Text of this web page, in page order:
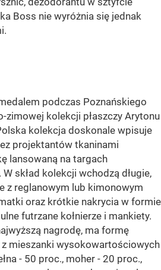
Boss nie wyróżnia się jednak
podczas Poznańskiego
zimowej kolekcji płaszczy Arytonu
kolekcja doskonale wpisuje
projektantów tkaninami
lansowaną na targach
skład kolekcji wchodzą długie,
z reglanowym lub kimonowym
oraz krótkie nakrycia w formie
futrzane kołnierze i mankiety.
nagrodę, ma formę
mieszanki wysokowartościowych
- 50 proc., moher - 20 proc.,